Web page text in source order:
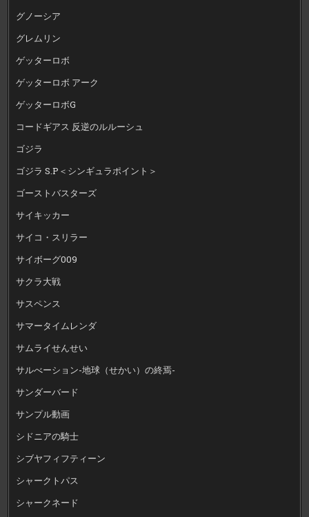
グノーシア
グレムリン
ゲッターロボ
ゲッターロボ アーク
ゲッターロボG
コードギアス 反逆のルルーシュ
ゴジラ
ゴジラ S.P＜シンギュラポイント＞
ゴーストバスターズ
サイキッカー
サイコ・スリラー
サイボーグ009
サクラ大戦
サスペンス
サマータイムレンダ
サムライせんせい
サルべーション-地球（せかい）の終焉-
サンダーバード
サンプル動画
シドニアの騎士
シブヤフィフティーン
シャークトパス
シャークネード